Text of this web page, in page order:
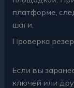
платформе,
шаги.
Проверка
Если вы
ключей или